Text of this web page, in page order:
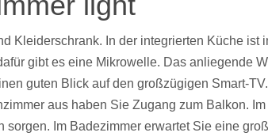
Kleiderschrank. In der integrierten Küche ist
gibt es eine Mikrowelle. Das anliegende
guten Blick auf den großzügigen Smart-
aus haben Sie Zugang zum Balkon.
Im Badezimmer erwartet Sie eine